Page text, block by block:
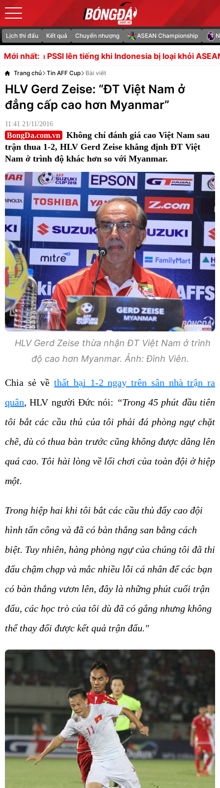
Lịch thi đấu Kết quả Chuyển nhượng ASEAN Championship
Mới nhất:
khi Indonesia bị loại khỏi ASEAN Cup Thất bại vụ
Trang chủ Tin AFF Cup Bài viết
HLV Gerd Zeise: “ĐT Việt Nam ở
đẳng cấp cao hơn Myanmar”
11:41 21/11/2016
BongDa.com.vn
Không chỉ đánh giá cao Việt Nam sau
trận thua 1-2, HLV Gerd Zeise khẳng định ĐT Việt
Nam ở trình độ khác hơn so với Myanmar.
HLV Gerd Zeise thừa nhận ĐT Việt Nam ở trình
độ cao hơn Myanmar. Ảnh: Đình Viên.
Chia sẻ vềthất bại 1-2 ngay trên sân nhà trận ra
quân, HLV người Đức nói: “Trong 45 phút đầu tiên
tôi bắt các cầu thủ của tôi phải đá phòng ngự chặt
chẽ, dù có thua bàn trước cũng không được dâng lên
quá cao. Tôi hài lòng về lối chơi của toàn đội ở hiệp
một.
Trong hiệp hai khi tôi bắt các cầu thủ đẩy cao đội
hình tấn công và đã có bàn thắng san bằng cách
biệt. Tuy nhiên, hàng phòng ngự của chúng tôi đã thi
đấu chậm chạp và mắc nhiều lỗi cá nhân để các bạn
có bàn thắng vươn lên, đây là những phút cuối trận
đấu, các học trò của tôi dù đã có gắng nhưng không
thể thay đổi được kết quả trận đấu."